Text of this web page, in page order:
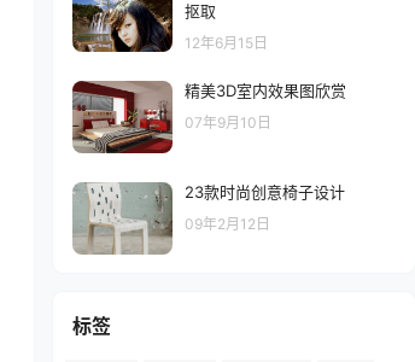
抠取
12年6月15日
精美3D室内效果图欣赏
07年9月10日
23款时尚创意椅子设计
09年2月12日
标签